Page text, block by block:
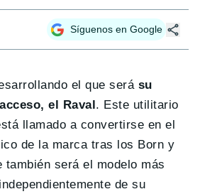
Síguenos en Google
el que será su
el Raval . Este utilitario
llamado a convertirse en el
de la marca tras los Born y
también será el modelo más
de su